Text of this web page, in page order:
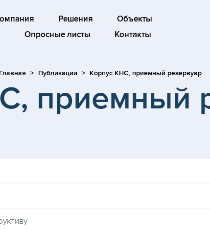
Решения
Объекты
Опросные листы Контакты
Главная Публикации Корпус КНС, приемный резервуар
приемный